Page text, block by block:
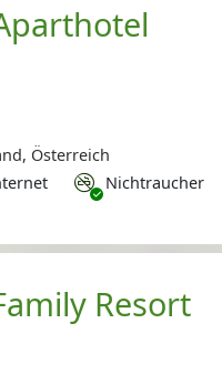
Österreich
Nichtraucher
Nichtraucher
Resort